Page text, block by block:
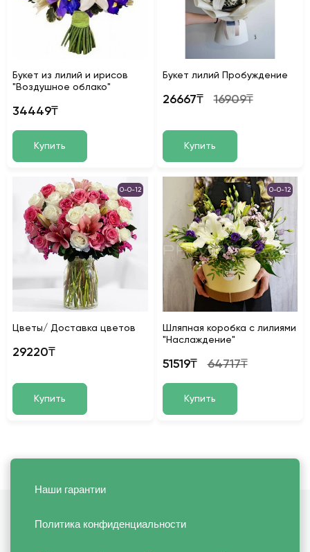
Букет из лилий и ирисов
"Воздушное облако"
34449₸
Купить
Букет лилий Пробуждение
26667₸ 16909₸
Купить
0-0-12
Цветы/ Доставка цветов
29220₸
Купить
0-0-12
Шляпная коробка с лилиями
"Наслаждение"
51519₸ 64717₸
Купить
Наши гарантии
Политика конфиденциальности